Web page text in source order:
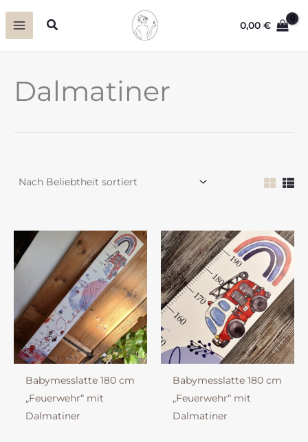
Inhalt
Suchen 0,00€
Dalmatiner
Babymesslatte 180 cm
„Feuerwehr“ mit
Dalmatiner
Babymesslatte 180 cm
„Feuerwehr“ mit
Dalmatiner